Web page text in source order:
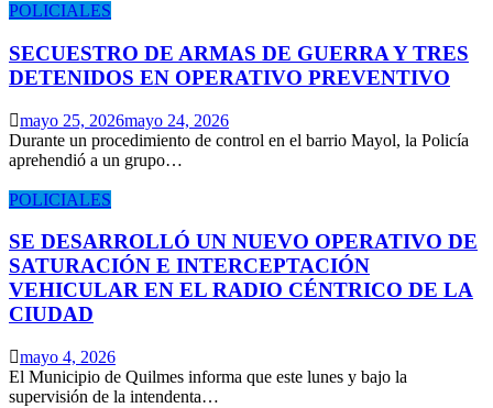
POLICIALES
SECUESTRO DE ARMAS DE GUERRA Y TRES
DETENIDOS EN OPERATIVO PREVENTIVO
mayo 25, 2026mayo 24, 2026
Durante un procedimiento de control en el barrio Mayol, la Policía
aprehendió a un grupo…
POLICIALES
SE DESARROLLÓ UN NUEVO OPERATIVO DE
SATURACIÓN E INTERCEPTACIÓN
VEHICULAR EN EL RADIO CÉNTRICO DE LA
CIUDAD
mayo 4, 2026
El Municipio de Quilmes informa que este lunes y bajo la
supervisión de la intendenta…